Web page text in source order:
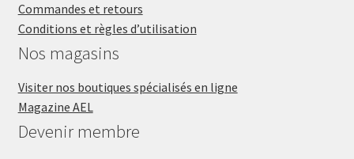
Commandes et retours
Conditions et règles d’utilisation
Nos magasins
Visiter nos boutiques spécialisés en ligne
Magazine AEL
Devenir membre